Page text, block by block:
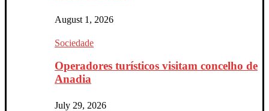
August 1, 2026
Sociedade
Operadores turísticos visitam concelho de
Anadia
July 29, 2026